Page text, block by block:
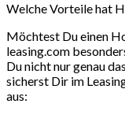
Welche Vorteile hat
Möchtest Du einen
leasing.com
Du nicht nur genau
sicherst Dir im
aus: